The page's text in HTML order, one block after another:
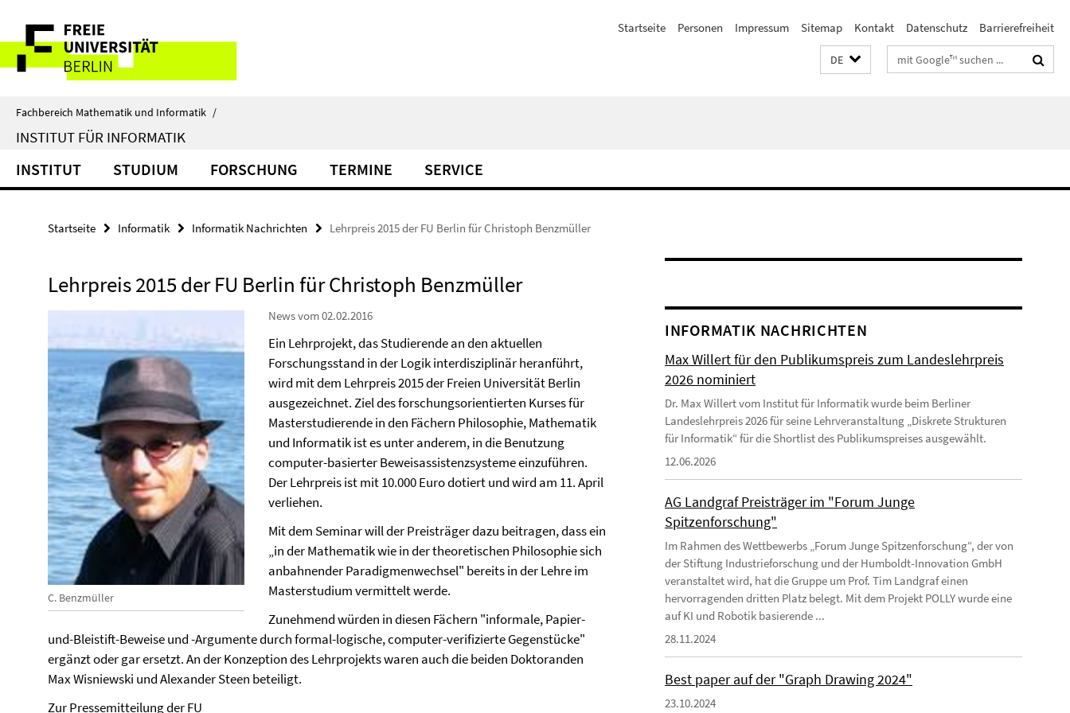
direkt
Inhalt
Service-
Navigation
Startseite Personen Impressum Sitemap Kontakt Datenschutz Barrierefreiheit
DE Suchbegriffe
Fachbereich Mathematik und Informatik /
INSTITUT FÜR INFORMATIK
INSTITUT STUDIUM FORSCHUNG TERMINE SERVICE
Startseite Informatik Informatik Nachrichten Lehrpreis 2015 der FU Berlin für Christoph Benzmüller
Lehrpreis 2015 der FU Berlin für Christoph Benzmüller
C. Benzmüller
News vom 02.02.2016
Ein Lehrprojekt, das Studierende an den aktuellen
Forschungsstand in der Logik interdisziplinär heranführt,
wird mit dem Lehrpreis 2015 der Freien Universität Berlin
ausgezeichnet. Ziel des forschungsorientierten Kurses für
Masterstudierende in den Fächern Philosophie, Mathematik
und Informatik ist es unter anderem, in die Benutzung
computer-basierter Beweisassistenzsysteme einzuführen.
Der Lehrpreis ist mit 10.000 Euro dotiert und wird am 11. April
verliehen.
Mit dem Seminar will der Preisträger dazu beitragen, dass ein
„in der Mathematik wie in der theoretischen Philosophie sich
anbahnender Paradigmenwechsel" bereits in der Lehre im
Masterstudium vermittelt werde.
Zunehmend würden in diesen Fächern "informale, Papier-
und-Bleistift-Beweise und -Argumente durch formal-logische, computer-verifizierte Gegenstücke"
ergänzt oder gar ersetzt. An der Konzeption des Lehrprojekts waren auch die beiden Doktoranden
Max Wisniewski und Alexander Steen beteiligt.
Zur Pressemitteilung der FU
INFORMATIK NACHRICHTEN
Max Willert für den Publikumspreis zum Landeslehrpreis
2026 nominiert
Dr. Max Willert vom Institut für Informatik wurde beim Berliner
Landeslehrpreis 2026 für seine Lehrveranstaltung „Diskrete Strukturen
für Informatik“ für die Shortlist des Publikumspreises ausgewählt.
12.06.2026
AG Landgraf Preisträger im "Forum Junge
Spitzenforschung"
Im Rahmen des Wettbewerbs „Forum Junge Spitzenforschung“, der von
der Stiftung Industrieforschung und der Humboldt-Innovation GmbH
veranstaltet wird, hat die Gruppe um Prof. Tim Landgraf einen
hervorragenden dritten Platz belegt. Mit dem Projekt POLLY wurde eine
auf KI und Robotik basierende ...
28.11.2024
Best paper auf der "Graph Drawing 2024"
23.10.2024